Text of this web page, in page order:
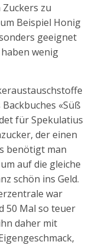
zu
Beispiel Honig
geeignet
wenig
«Süß
für Spekulatius
der einen
benötigt man
auf die gleiche
schön ins Geld.
war
50 Mal so teuer
daher mit